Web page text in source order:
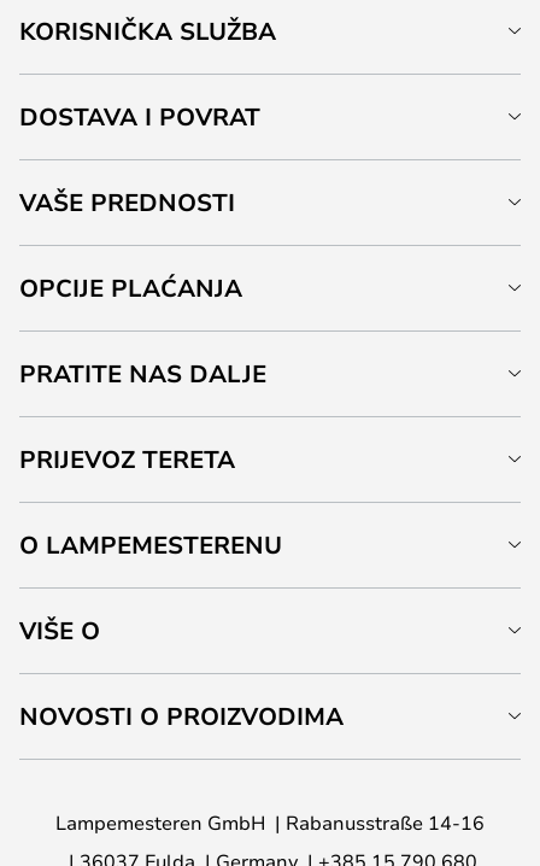
KORISNIČKA SLUŽBA
DOSTAVA I POVRAT
VAŠE PREDNOSTI
OPCIJE PLAĆANJA
PRATITE NAS DALJE
PRIJEVOZ TERETA
O LAMPEMESTERENU
VIŠE O
NOVOSTI O PROIZVODIMA
Lampemesteren GmbH
Rabanusstraße 14-16
36037 Fulda
Germany +385 15 790 680